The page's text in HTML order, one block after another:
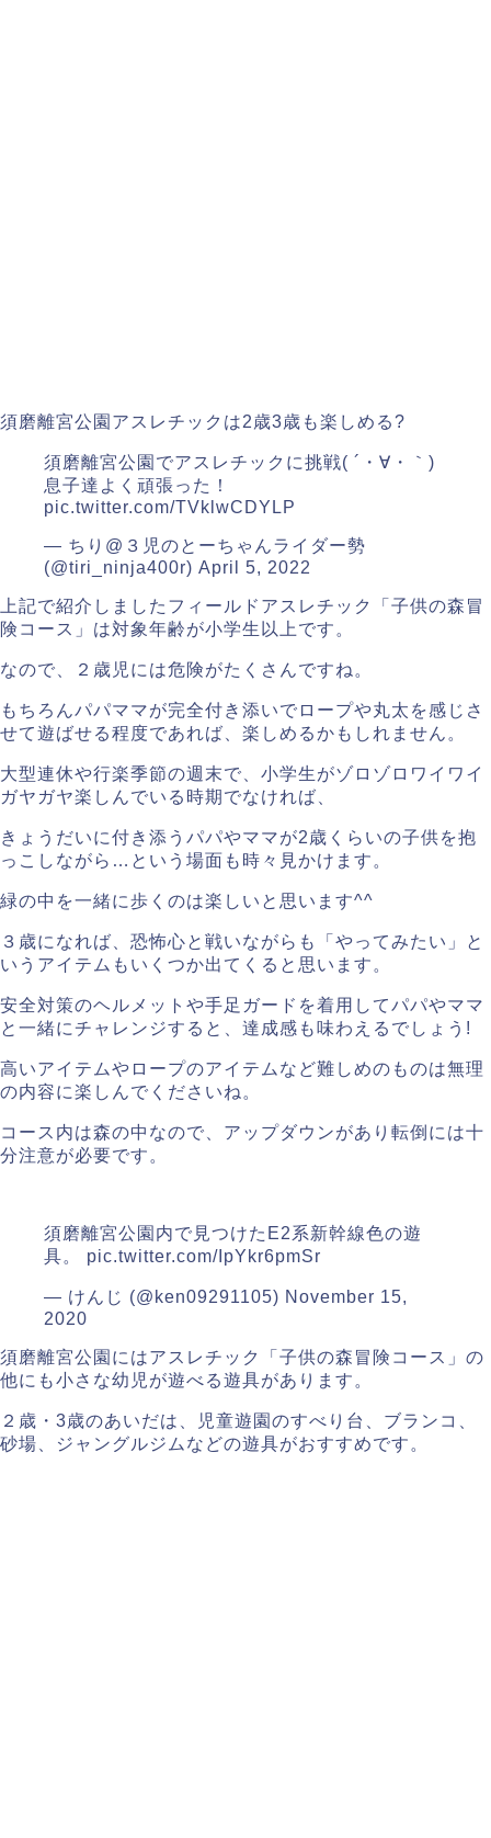
須磨離宮公園アスレチックは2歳3歳も楽しめる?
須磨離宮公園でアスレチックに挑戦( ´・∀・｀)
息子達よく頑張った！
pic.twitter.com/TVklwCDYLP
— ちり@３児のとーちゃんライダー勢
(@tiri_ninja400r) April 5, 2022
上記で紹介しましたフィールドアスレチック「子供の森冒
険コース」は対象年齢が小学生以上です。
なので、２歳児には危険がたくさんですね。
もちろんパパママが完全付き添いでロープや丸太を感じさ
せて遊ばせる程度であれば、楽しめるかもしれません。
大型連休や行楽季節の週末で、小学生がゾロゾロワイワイ
ガヤガヤ楽しんでいる時期でなければ、
きょうだいに付き添うパパやママが2歳くらいの子供を抱
っこしながら…という場面も時々見かけます。
緑の中を一緒に歩くのは楽しいと思います^^
３歳になれば、恐怖心と戦いながらも「やってみたい」と
いうアイテムもいくつか出てくると思います。
安全対策のヘルメットや手足ガードを着用してパパやママ
と一緒にチャレンジすると、達成感も味わえるでしょう!
高いアイテムやロープのアイテムなど難しめのものは無理
の内容に楽しんでくださいね。
コース内は森の中なので、アップダウンがあり転倒には十
分注意が必要です。
須磨離宮公園内で見つけたE2系新幹線色の遊
具。 pic.twitter.com/IpYkr6pmSr
— けんじ (@ken09291105) November 15,
2020
須磨離宮公園にはアスレチック「子供の森冒険コース」の
他にも小さな幼児が遊べる遊具があります。
２歳・3歳のあいだは、児童遊園のすべり台、ブランコ、
砂場、ジャングルジムなどの遊具がおすすめです。